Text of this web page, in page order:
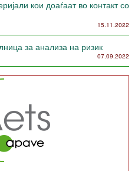
кои доаѓаат во контакт со
15.11.2022
за анализа на ризик
07.09.2022